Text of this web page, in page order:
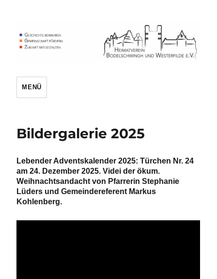
MENÜ
Bildergalerie 2025
Lebender Adventskalender 2025: Türchen Nr. 24
am 24. Dezember 2025. Videi der ökum.
Weihnachtsandacht von Pfarrerin Stephanie
Lüders und Gemeindereferent Markus
Kohlenberg.